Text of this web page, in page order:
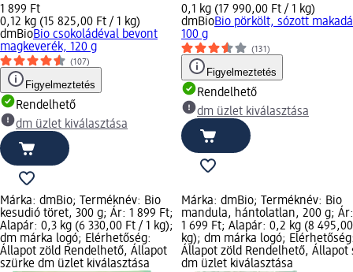
1 899 Ft
0,12 kg (15 825,00 Ft / 1 kg)
dmBioBio csokoládéval bevont
magkeverék, 120 g
(107)
Figyelmeztetés
Rendelhető
dm üzlet kiválasztása
0,1 kg (17 990,00 Ft / 1 kg)
dmBioBio pörkölt, sózott
100 g
(131)
Figyelmeztetés
Rendelhető
dm üzlet kiválasztása
Márka: dmBio; Terméknév: Bio
kesudió töret, 300 g; Ár: 1 899 Ft;
Alapár: 0,3 kg (6 330,00 Ft / 1 kg);
dm márka logó; Elérhetőség:
Állapot zöld Rendelhető, Állapot
szürke dm üzlet kiválasztása
Márka: dmBio; Terméknév: Bio
mandula, hántolatlan, 200 g; Ár:
1 699 Ft; Alapár: 0,2 kg (8
kg); dm márka logó;
Állapot zöld Rendelhető, Állapot
dm üzlet kiválasztása